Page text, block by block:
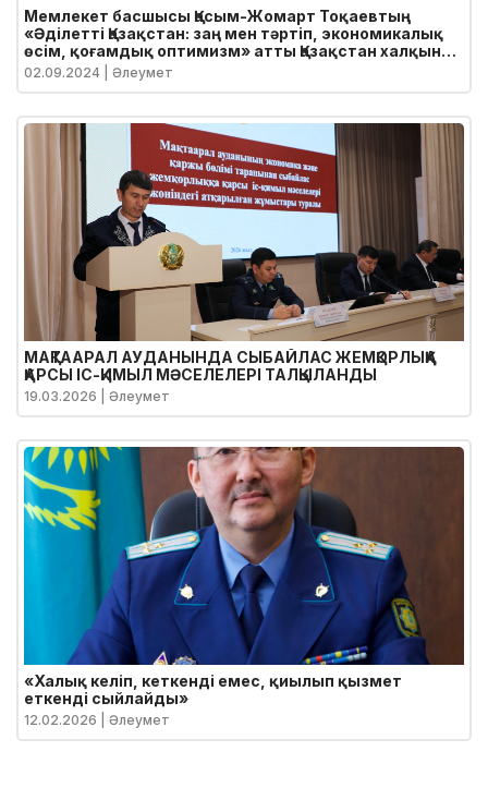
Мемлекет басшысы Қасым-Жомарт Тоқаевтың
«Әділетті Қазақстан: заң мен тәртіп, экономикалық
өсім, қоғамдық оптимизм» атты Қазақстан халқына
Жолдауы
02.09.2024 | Әлеумет
МАҚТААРАЛ АУДАНЫНДА СЫБАЙЛАС ЖЕМҚОРЛЫҚҚА
ҚАРСЫ ІС-ҚИМЫЛ МӘСЕЛЕЛЕРІ ТАЛҚЫЛАНДЫ
19.03.2026 | Әлеумет
«Халық келіп, кеткенді емес, қиылып қызмет
еткенді сыйлайды»
12.02.2026 | Әлеумет